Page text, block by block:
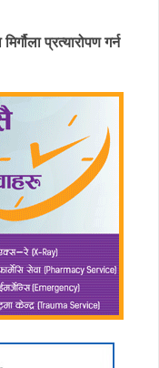
प्रत्यारोपण गर्न